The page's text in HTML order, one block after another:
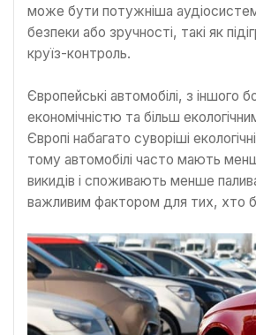
може бути потужніша
безпеки або зручності, такі як
круїз-контроль.
Європейські автомобілі, з іншого
економічністю та більш
Європі набагато суворіші
тому автомобілі часто мають
викидів і споживають менше
важливим фактором для тих, хто